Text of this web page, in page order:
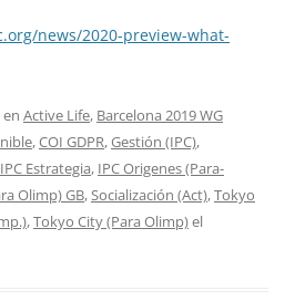
news/2020-preview-what-
Active Life, Barcelona 2019 WG
,COI GDPR,Gestión (IPC),
IPC Estrategia, IPC Origenes (Para-
Olimp) GB,Socialización (Act),Tokyo
,Tokyo City (Para Olimp)el